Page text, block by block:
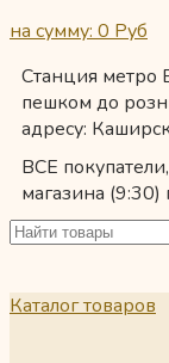
на сумму: 0 Руб
Станция метро
пешком до
адресу:
ВСЕ
магазина
Каталог товаров